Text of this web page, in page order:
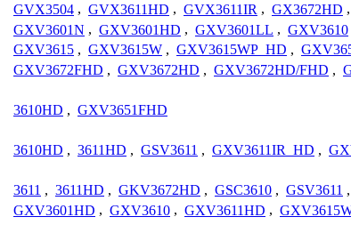
GVX3504 , GVX3611HD , GVX3611IR , GX3672HD ,
GXV3601N , GXV3601HD , GXV3601LL , GXV3610
GXV3615 , GXV3615W , GXV3615WP_HD ,
GXV3672FHD , GXV3672HD , GXV3672HD/FHD ,
3610HD , GXV3651FHD
3610HD , 3611HD , GSV3611 , GXV3611IR_HD ,
3611 , 3611HD , GKV3672HD , GSC3610 , GSV3611 ,
GXV3601HD , GXV3610 , GXV3611HD ,